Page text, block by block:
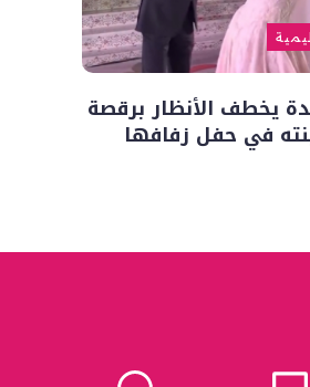
يخطف الأنظار برقصة
في حفل زفافها